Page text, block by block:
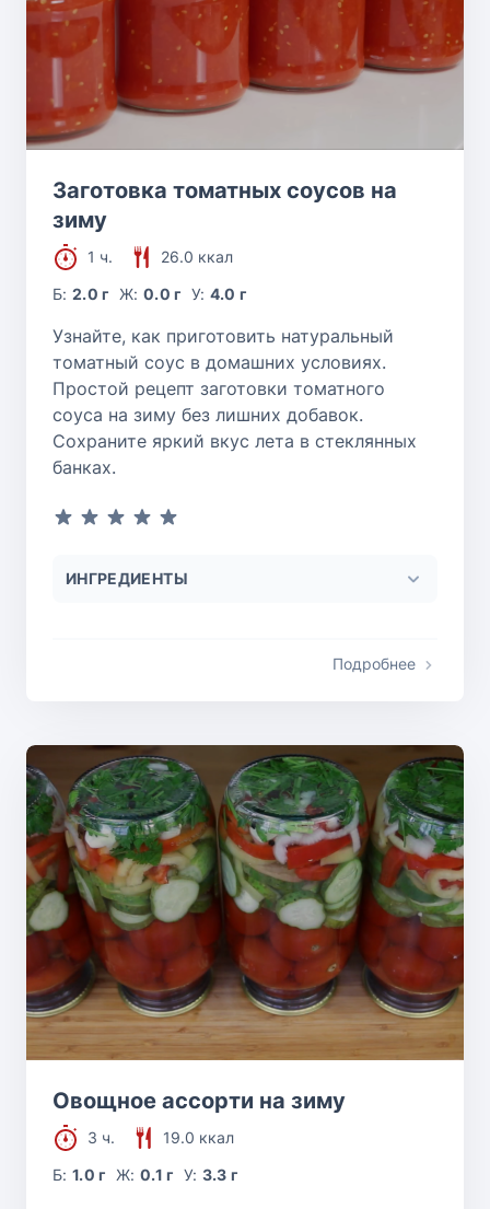
Заготовка томатных соусов на
зиму
1 ч.
26.0 ккал
Б:2.0 г Ж: 0.0 г У: 4.0 г
Узнайте, как приготовить натуральный
томатный соус в домашних условиях.
Простой рецепт заготовки томатного
соуса на зиму без лишних добавок.
Сохраните яркий вкус лета в стеклянных
банках.
ИНГРЕДИЕНТЫ
Подробнее
Овощное ассорти на зиму
3 ч.
19.0 ккал
Б:1.0 г Ж: 0.1 г У: 3.3 г